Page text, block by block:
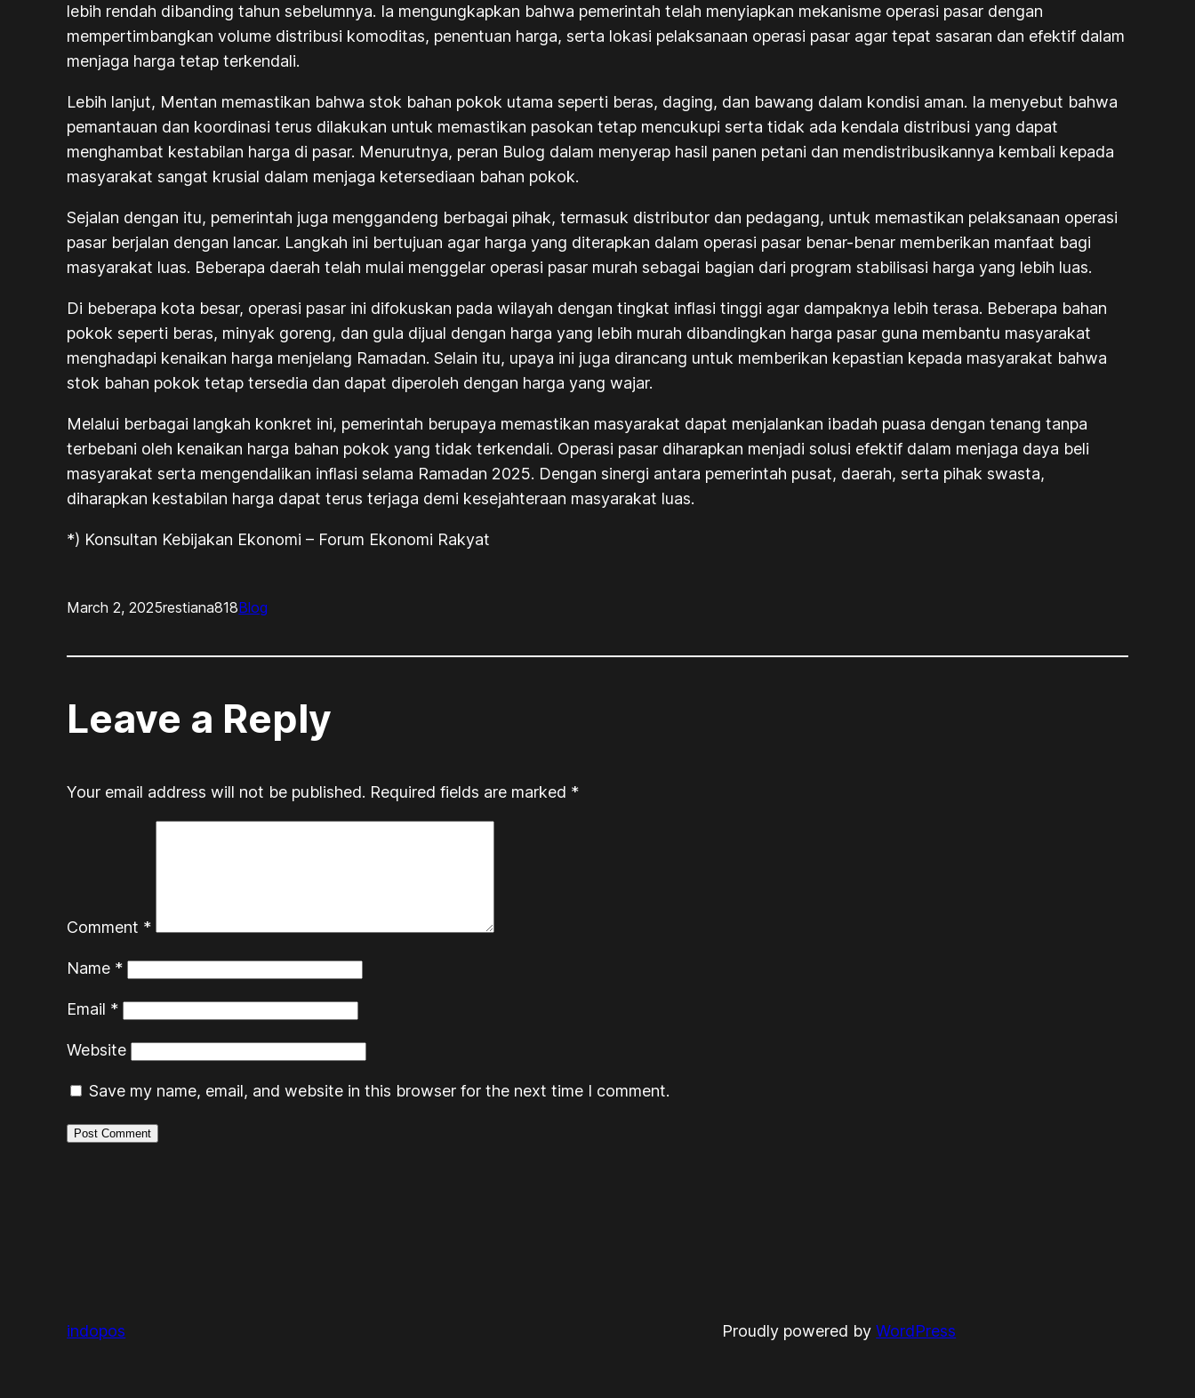
lebih rendah dibanding tahun sebelumnya. Ia mengungkapkan bahwa pemerintah telah menyiapkan mekanisme operasi pasar dengan
mempertimbangkan volume distribusi komoditas, penentuan harga, serta lokasi pelaksanaan operasi pasar agar tepat sasaran dan efektif dalam
menjaga harga tetap terkendali.
Lebih lanjut, Mentan memastikan bahwa stok bahan pokok utama seperti beras, daging, dan bawang dalam kondisi aman. Ia menyebut bahwa
pemantauan dan koordinasi terus dilakukan untuk memastikan pasokan tetap mencukupi serta tidak ada kendala distribusi yang dapat
menghambat kestabilan harga di pasar. Menurutnya, peran Bulog dalam menyerap hasil panen petani dan mendistribusikannya kembali kepada
masyarakat sangat krusial dalam menjaga ketersediaan bahan pokok.
Sejalan dengan itu, pemerintah juga menggandeng berbagai pihak, termasuk distributor dan pedagang, untuk memastikan pelaksanaan operasi
pasar berjalan dengan lancar. Langkah ini bertujuan agar harga yang diterapkan dalam operasi pasar benar-benar memberikan manfaat bagi
masyarakat luas. Beberapa daerah telah mulai menggelar operasi pasar murah sebagai bagian dari program stabilisasi harga yang lebih luas.
Di beberapa kota besar, operasi pasar ini difokuskan pada wilayah dengan tingkat inflasi tinggi agar dampaknya lebih terasa. Beberapa bahan
pokok seperti beras, minyak goreng, dan gula dijual dengan harga yang lebih murah dibandingkan harga pasar guna membantu masyarakat
menghadapi kenaikan harga menjelang Ramadan. Selain itu, upaya ini juga dirancang untuk memberikan kepastian kepada masyarakat bahwa
stok bahan pokok tetap tersedia dan dapat diperoleh dengan harga yang wajar.
Melalui berbagai langkah konkret ini, pemerintah berupaya memastikan masyarakat dapat menjalankan ibadah puasa dengan tenang tanpa
terbebani oleh kenaikan harga bahan pokok yang tidak terkendali. Operasi pasar diharapkan menjadi solusi efektif dalam menjaga daya beli
masyarakat serta mengendalikan inflasi selama Ramadan 2025. Dengan sinergi antara pemerintah pusat, daerah, serta pihak swasta,
diharapkan kestabilan harga dapat terus terjaga demi kesejahteraan masyarakat luas.
*) Konsultan Kebijakan Ekonomi – Forum Ekonomi Rakyat
March 2, 2025restiana818Blog
Leave a Reply
Your email address will not be published. Required fields are marked *
Comment *
Name *
Email *
Website
Save my name, email, and website in this browser for the next time I comment.
indopos Proudly powered byWordPress